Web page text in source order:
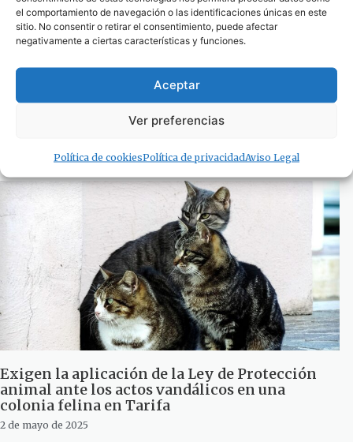
el comportamiento de navegación o las identificaciones únicas en este
sitio. No consentir o retirar el consentimiento, puede afectar
negativamente a ciertas características y funciones.
Aceptar
Ver preferencias
Política de cookiesPolítica de privacidadAviso Legal
El Campo de Gibraltar suspende en medio
ambiente: cinco grandes asignaturas
Exigen la aplicación de la Ley de Protección
animal ante los actos vandálicos en una
colonia felina en Tarifa
2 de mayo de 2025